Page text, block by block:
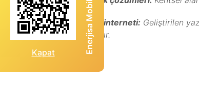
Nesnelerin interneti: Geliştirilen
sağlayacaktır.
Kapat